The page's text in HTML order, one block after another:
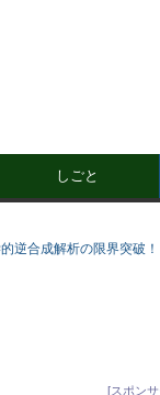
しごと
逆合成解析の限界突破
[スポン